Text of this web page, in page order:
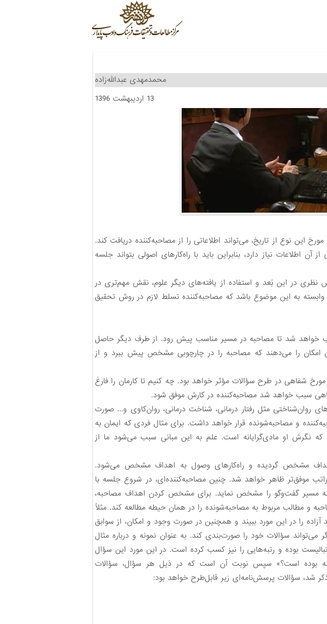
محمدمهدی عبد‌الله‌زاده
13 اردیبهشت 1396
این نوع از تاریخ، می‌تواند اطلاعاتی را از مصاحبه‌کننده دریافت کند.
اطلاعات نیاز دارد، بنابراین باید با راه‌کارهای اصولی بتواند جلسه
در این بُعد و استفاده از یافته‌های دیگر علوم، نقش مهم‌تری در
به این موضوع باشد که مصاحبه‌کننده تسلط لازم در روش‌ تحقیق
خواهد شد تا مصاحبه در مسیر مناسب پیش رود. از طرف دیگر حاصل
امکان را می‌دهند که مصاحبه را در چارچوبی مشخص پیش ببرد و از
شفاهی در طرح سؤالات مؤثر خواهد بود. چه کنیم تا کارمان را فارغ
سبب خواهد شد مصاحبه‌کننده در کارش موفق شود.
روان‌شناختی مثل رفتار درمانی، شناخت درمانی، روان‌کاوی و... صورت
و مصاحبه‌شونده قرار خواهد داشت. برای مثال فردی که ایمان به
نگرش او مادی‌گرایانه است. علم به این مبانی سبب می‌شود ما از
اهداف مشخص گردیده و راه‌کارهای وصول به اهداف مشخص می‌شود.
موفق‌تر ظاهر خواهد شد. چنین مصاحبه‌کننده‌ای، در شروع جلسه با
مسیر گفت‌وگو را مشخص نماید.‌ برای مشخص کردن اهداف مصاحبه،
و مطالب مربوط به مصاحبه‌شونده را در همان حیطه مطالعه کند. مثلاً
را در این مورد ببیند و همچنین در صورت وجود و امکان، از سوابق
سؤالات خود را صورت‌بندی کند. به عنوان نمونه و درباره مثال
بوده و رتبه‌هایی را نیز کسب کرده است. در این مورد این سؤال
بوده است؟» سپس نوبت آن است که در ذیل هر سؤال، سؤالات
شد، سؤالات پرسش‌نامه‌ای زیر قابل‌طرح خواهد بود: